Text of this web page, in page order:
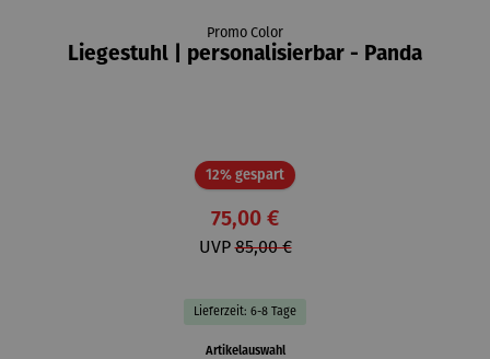
Promo Color
Liegestuhl | personalisierbar - Panda
12% gespartRabatt
75,00 €
UVP85,00 €
Lieferzeit: 6-8 Tage
Artikelauswahlauswählen